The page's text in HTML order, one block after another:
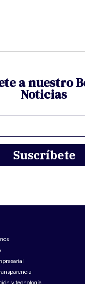
a nuestro
Noticias
y tecnología